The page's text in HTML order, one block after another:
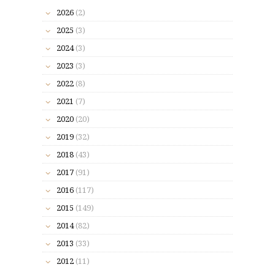
2026 (2)
2025 (3)
2024(3)
2023 (3)
2022 (8)
2021 (7)
2020 (20)
2019 (32)
2018 (43)
2017 (91)
2016 (117)
2015 (149)
2014(82)
2013 (33)
2012 (11)